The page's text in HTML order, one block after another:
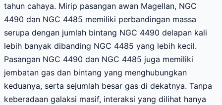
tahun cahaya. Mirip pasangan awan Magellan, NGC
4490 dan NGC 4485 memiliki perbandingan massa
serupa dengan jumlah bintang NGC 4490 delapan kali
lebih banyak dibanding NGC 4485 yang lebih kecil.
Pasangan NGC 4490 dan NGC 4485 juga memiliki
jembatan gas dan bintang yang menghubungkan
keduanya, serta sejumlah besar gas di dekatnya. Tanpa
keberadaan galaksi masif, interaksi yang dilihat hanya